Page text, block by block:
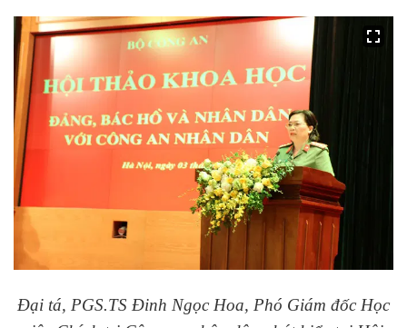
Đại tá, PGS.TS Đinh Ngọc Hoa, Phó Giám đốc Học